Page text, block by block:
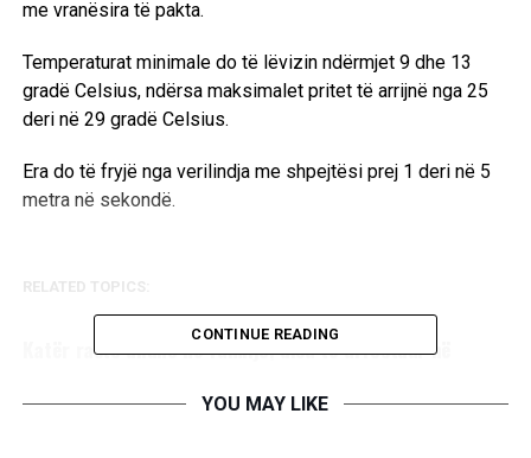
me vranësira të pakta.
Temperaturat minimale do të lëvizin ndërmjet 9 dhe 13
gradë Celsius, ndërsa maksimalet pritet të arrijnë nga 25
deri në 29 gradë Celsius.
Era do të fryjë nga verilindja me shpejtësi prej 1 deri në 5
metra në sekondë.
RELATED TOPICS:
Katër raste dhune në familje, disa të arrestuar në
CONTINUE READING
YOU MAY LIKE